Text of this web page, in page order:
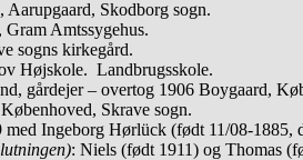
Aarupgaard, Skodborg sogn.
Gram Amtssygehus.
sogns kirkegård.
Højskole. Landbrugsskole.
gårdejer – overtog 1906 Boygaard,
Skrave sogn.
med Ingeborg Hørlück (født 11/08-1885,
: Niels (født 1911) og Thomas